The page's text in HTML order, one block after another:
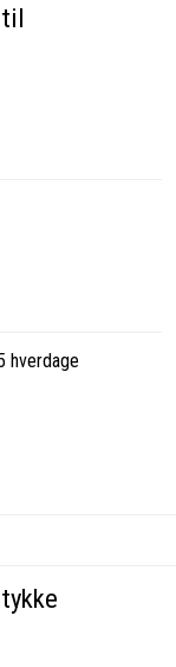
hverdage